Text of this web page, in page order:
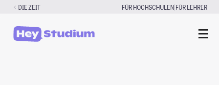
Zum
springen
DIE ZEIT FÜR HOCHSCHULEN|FÜR LEHRER